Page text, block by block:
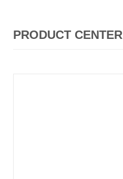
PRODUCT CENTER